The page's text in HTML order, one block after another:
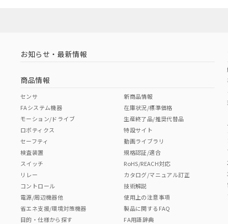
お知らせ・最新情報
商品情報
センサ
FAシステム機器
モーション/ドライブ
ロボティクス
セーフティ
検査装置
スイッチ
リレー
コントロール
電源/周辺機器他
省エネ支援/環境対策機器
目的・仕様から探す
新商品情報
在庫状況/標準価格
生産終了品/推奨代替品
特設サイト
動画ライブラリ
規格認証/適合
RoHS/REACH対応
カタログ/マニュアル訂正
技術解説
使用上の注意事項
製品に関するFAQ
FA用語辞典